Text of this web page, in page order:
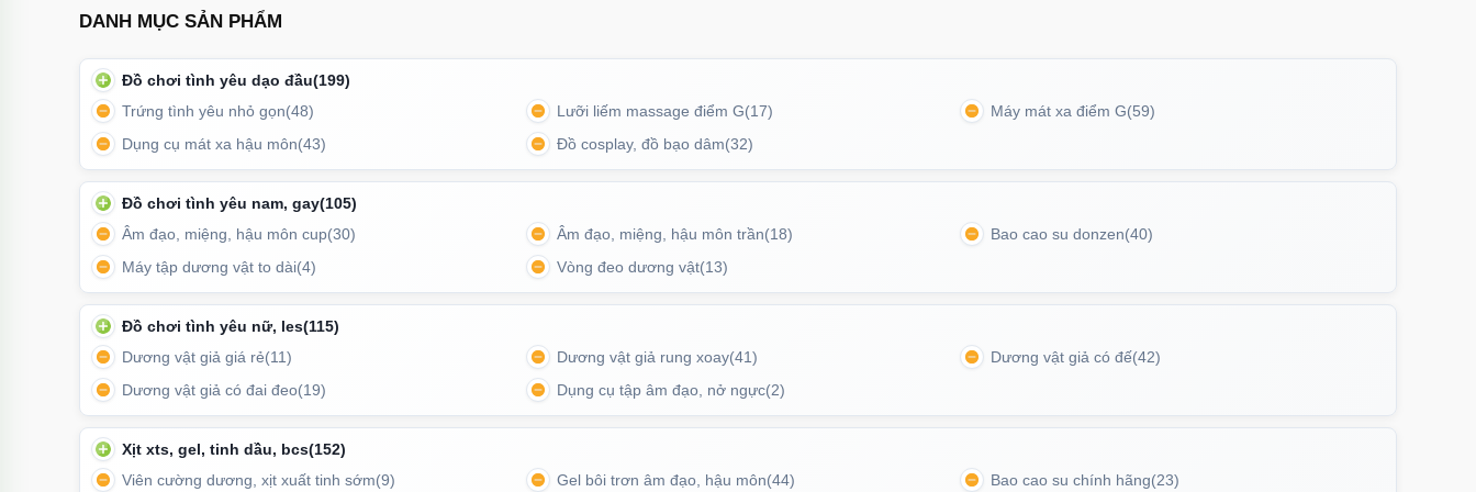
Ốp lưng iPhone 17 Pro Clear Case Magnetic
Magnetic trong suốt
Chất liệu inox không chỉ đẹp mắt và sang trọng mà còn an toàn cho cơ thể, dễ vệ sinh và có độ bền cao
Cách sử dụng:
Vệ sinh sản phẩm trước và sau khi dùng.
Thoa gel bôi trơn để tăng cảm giác và hạn chế ma sát.
DANH MỤC SẢN PHẨM
Đồ chơi tình yêu dạo đầu(199)
Trứng tình yêu nhỏ gọn(48) Lưỡi liếm massage điểm G(17) Máy mát xa điểm G(59)
Dụng cụ mát xa hậu môn(43) Đồ cosplay, đồ bạo dâm(32)
Đồ chơi tình yêu nam, gay(105)
Âm đạo, miệng, hậu môn cup(30) Âm đạo, miệng, hậu môn trần(18) Bao cao su donzen(40)
Máy tập dương vật to dài(4) Vòng đeo dương vật(13)
Đồ chơi tình yêu nữ, les(115)
Dương vật giả giá rẻ(11) Dương vật giả rung xoay(41) Dương vật giả có đế(42)
Dương vật giả có đai đeo(19) Dụng cụ tập âm đạo, nở ngực(2)
Xịt xts, gel, tinh dầu, bcs(152)
Viên cường dương, xịt xuất tinh sớm(9) Gel bôi trơn âm đạo, hậu môn(44) Bao cao su chính hãng(23)